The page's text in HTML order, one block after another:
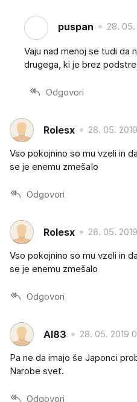
puspan 28.
Vaju nad menoj se tudi da
drugega, ki je brez
Odgovori
Rolesx 28. 05.
Vso pokojnino so mu vzeli in
se je enemu zmešaIo
Odgovori
Rolesx 28. 05.
Vso pokojnino so mu vzeli in
se je enemu zmešalo
Odgovori
Al83 28. 05. 2019
Pa ne da imajo še Japonci
Narobe svet.
Odgovori